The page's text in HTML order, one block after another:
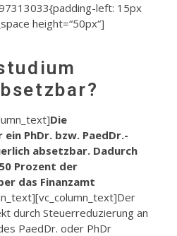
left: 15px
height=“50px“]
Die
PhDr. bzw. PaedDr.-
absetzbar. Dadurch
Prozent der
das Finanzamt
durch Steuerreduzierung an
PaedDr. oder PhDr